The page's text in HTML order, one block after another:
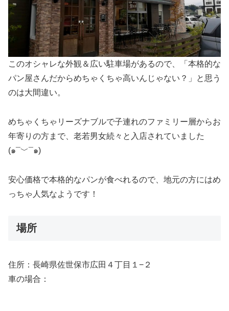
このオシャレな外観＆広い駐車場があるので、「本格的な
パン屋さんだからめちゃくちゃ高いんじゃない？」と思う
のは大間違い。
めちゃくちゃリーズナブルで子連れのファミリー層からお
年寄りの方まで、老若男女続々と入店されていました
(๑¯﹀¯๑)
安心価格で本格的なパンが食べれるので、地元の方にはめ
っちゃ人気なようです！
場所
住所： 長崎県佐世保市広田４丁目１−２
車の場合：